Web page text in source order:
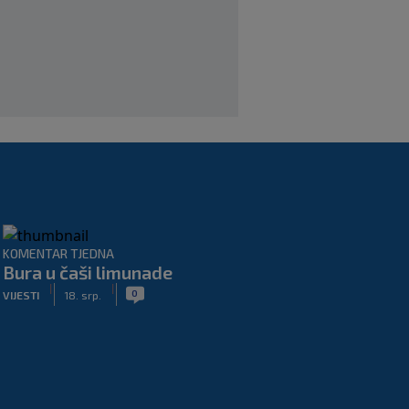
KOMENTAR TJEDNA
Bura u čaši limunade
VIJESTI
|
18. srp.
| 0